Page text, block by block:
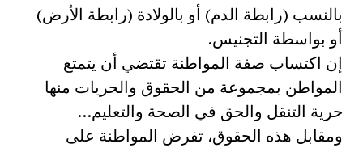
بالنسب (رابطة الدم) أو بالولادة (رابطة الأرض)
أو بواسطة التجنيس.
إن اكتساب صفة المواطنة تقتضي أن يتمتع
المواطن بمجموعة من الحقوق والحريات منها
حرية التنقل والحق في الصحة والتعليم…
ومقابل هذه الحقوق، تفرض المواطنة على